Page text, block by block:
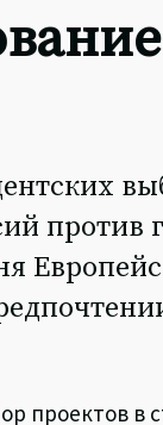
против
проектов